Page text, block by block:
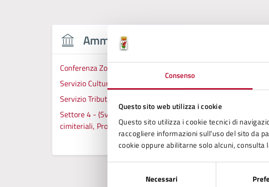
Consenso
Questo sito web utilizza i cookie
Questo sito utilizza i cookie tecnici di
raccogliere informazioni sull'uso del sito da
cookie oppure abilitarne solo alcuni, consulta
Necessari
Amministrazione
Conferenza Zonale per l’Educazione e l’Istruzione della Zona Val
Servizio Cultura
Servizio Tributi
Settore 4 - (Sviluppo e Tutela del Territorio), Lavori Pubblici,
cimiteriali, Protezione Civile, Ambiente